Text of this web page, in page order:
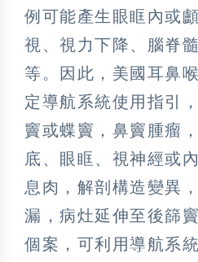
例可能產生眼眶內或
視、視力下降、腦脊
等。因此，美國耳鼻
定導航系統使用指引
竇或蝶竇，鼻竇腫瘤
底、眼眶、視神經或
息肉，解剖構造變異
漏，病灶延伸至後篩
個案，可利用導航系